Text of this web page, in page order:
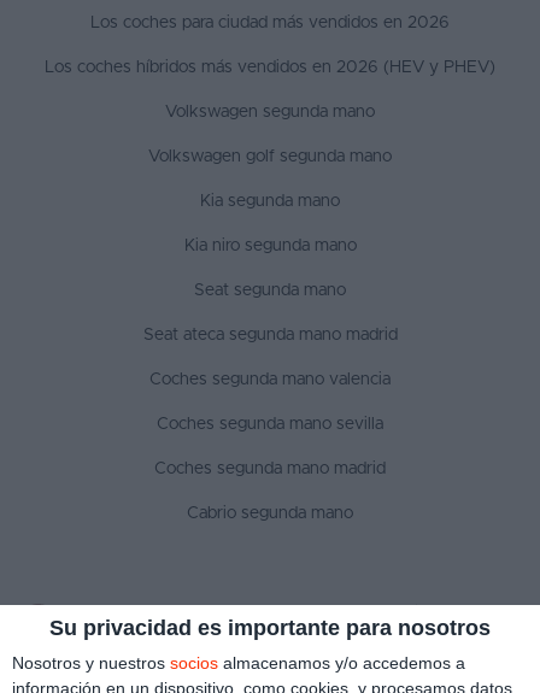
Su privacidad es importante para nosotros
Nosotros y nuestros socios almacenamos y/o accedemos a
información en un dispositivo, como cookies, y procesamos datos
Los coches para ciudad más vendidos en 2026
Los coches híbridos más vendidos en 2026 (HEV y PHEV)
Volkswagen segunda mano
Volkswagen golf segunda mano
Kia segunda mano
Kia niro segunda mano
Seat segunda mano
Seat ateca segunda mano madrid
Coches segunda mano valencia
Coches segunda mano sevilla
Coches segunda mano madrid
Cabrio segunda mano